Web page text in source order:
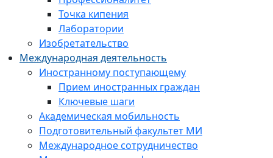
Точка кипения
Лаборатории
Изобретательство
Международная деятельность
Иностранному поступающему
Прием иностранных граждан
Ключевые шаги
Академическая мобильность
Подготовительный факультет МИ
Международное сотрудничество